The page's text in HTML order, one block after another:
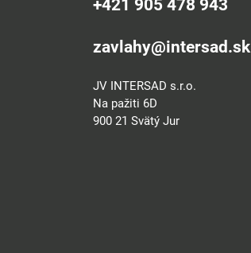
+421 905 478 943
zavlahy@intersad.sk
JV INTERSAD s.r.o.
Na pažiti 6D
900 21 Svätý Jur